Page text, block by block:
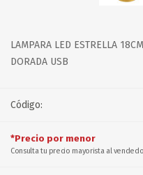
LAMPARA LED ESTRELLA
DORADA USB
Código:
*Precio por menor
Consulta tu precio mayorista al